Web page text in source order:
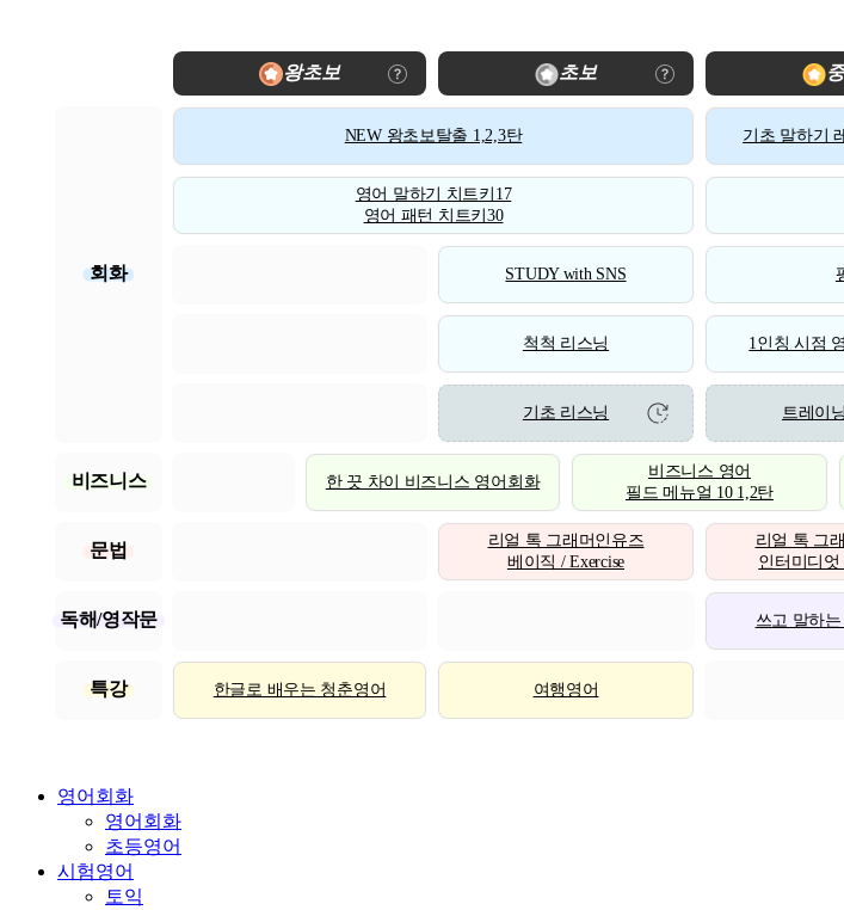
왕초보 초보
회화
NEW 왕초보탈출 1,2,3탄 기초 말하기
영어 말하기 치트키17
영어 패턴 치트키30
STUDY with SNS
척척 리스닝 1인칭 시점
기초 리스닝 트레이
비즈니스 한 끗 차이 비즈니스 영어회화
비즈니스 영어
필드 메뉴얼 10 1,2탄
문법
리얼 톡 그래머인유즈
베이직 / Exercise
리얼 톡 그
인터미디엇
독해/영작문 쓰고 말하는
특강 한글로 배우는 청춘영어 여행영어
영어회화
영어회화
초등영어
시험영어
토익